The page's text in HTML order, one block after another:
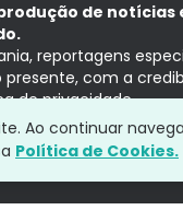
de notícias
reportagens
com a
de privacidade
Ao continuar
Política de Cookies.